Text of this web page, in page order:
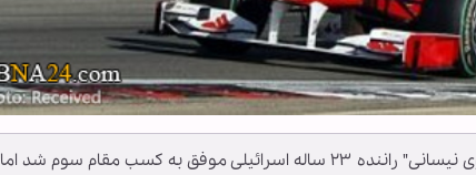
در مسابقه ای که جمعه گذشته در بحرین برگزار شد "روی نیسانی" راننده ۲۳ ساله اسرائیلی موفق به کسب مقام سوم شد اما